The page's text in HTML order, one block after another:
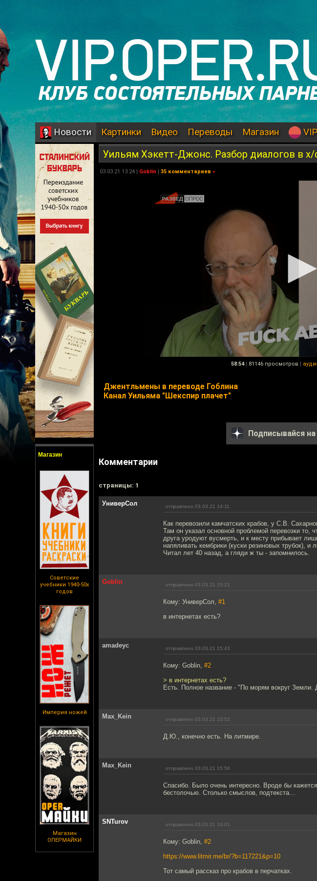
Новости Картинки Видео Переводы Магазин VIP
Магазин
Советские
учебники 1940-50х
годов
Империя ножей
Магазин
ОПЕРМАЙКИ
Уильям Хэкетт-Джонс. Разбор диалогов в
03.03.21 13:24 | Goblin | 35 комментариев »
58:54 | 81146 просмотров |
Джентльмены в переводе Гоблина
Канал Уильяма "Шекспир плачет"
Подписывайся на
Комментарии
cтраницы: 1
УниверСол отправлено 03.03.21 14:11
Как перевозили камчатских крабов, у С.В.
Там он указал основной проблемой перевозки то,
друга уродуют вусмерть, и к месту прибывает
напяливать кембрики (куски резиновых трубок), и
Читал лет 40 назад, а гляди ж ты - запомнилось.
Goblin отправлено 03.03.21 15:21
Кому: УниверСол, #1
в интернетах есть?
amadeyc отправлено 03.03.21 15:43
Кому: Goblin, #2
> в интернетах есть?
Есть. Полное название - "По морям вокруг Земли.
Max_Kein отправлено 03.03.21 15:52
Д.Ю., конечно есть. На литмире.
Max_Kein отправлено 03.03.21 15:56
Спасибо. Было очень интересно. Вроде бы
бестолочью. Столько смыслов, подтекста...
SNTurov отправлено 03.03.21 16:01
Кому: Goblin, #2
https://www.litmir.me/br/?b=117221&p=10
Тот самый рассказ про крабов в перчатках.